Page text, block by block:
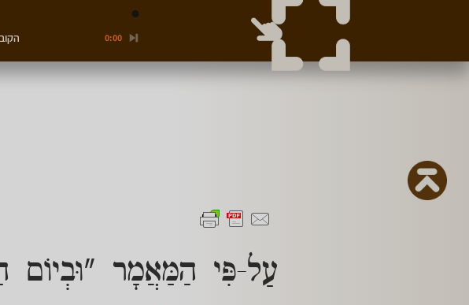
עַל-פִּי הַמַּאֲמָר "וּבְיוֹם
0:00